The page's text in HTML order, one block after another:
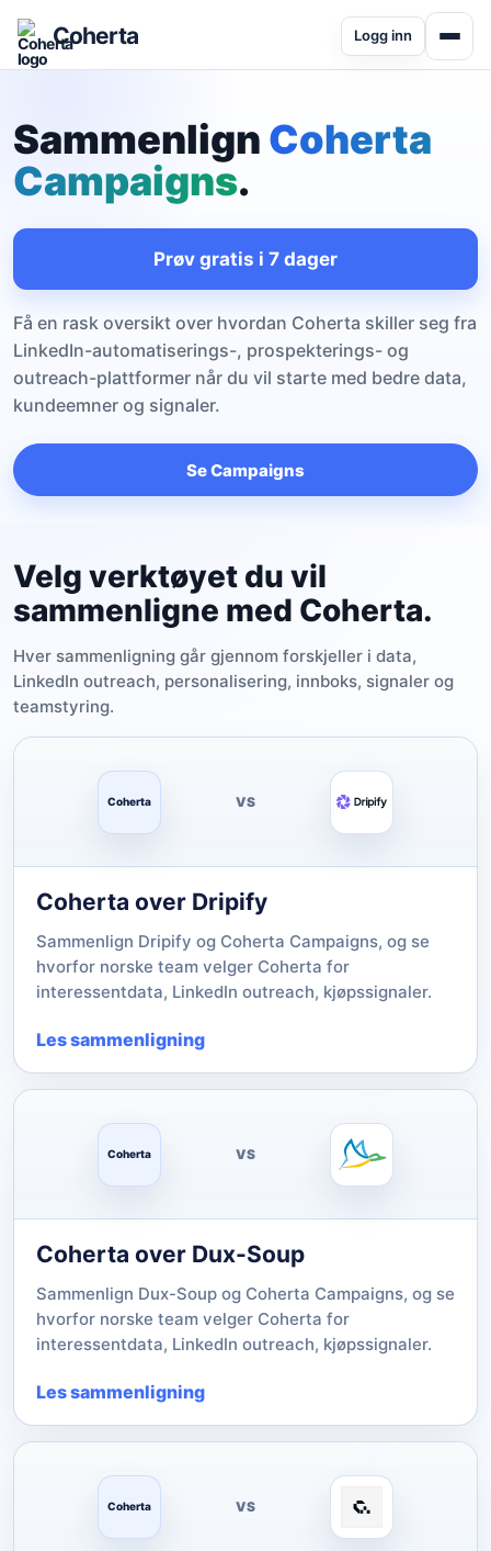
Coherta Logg inn
Sammenlign Coherta
Campaigns.
Prøv gratis i 7 dager
Få en rask oversikt over hvordan Coherta skiller seg fra
LinkedIn-automatiserings-, prospekterings- og
outreach-plattformer når du vil starte med bedre data,
kundeemner og signaler.
Se Campaigns
Velg verktøyet du vil
sammenligne med Coherta.
Hver sammenligning går gjennom forskjeller i data,
LinkedIn outreach, personalisering, innboks, signaler og
teamstyring.
Coherta VS
Coherta over Dripify
Sammenlign Dripify og Coherta Campaigns, og se
hvorfor norske team velger Coherta for
interessentdata, LinkedIn outreach, kjøpssignaler.
Les sammenligning
Coherta VS
Coherta over Dux-Soup
Sammenlign Dux-Soup og Coherta Campaigns, og se
hvorfor norske team velger Coherta for
interessentdata, LinkedIn outreach, kjøpssignaler.
Les sammenligning
Coherta VS